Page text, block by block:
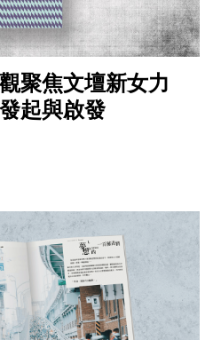
聚焦文壇新女力
起與啟發